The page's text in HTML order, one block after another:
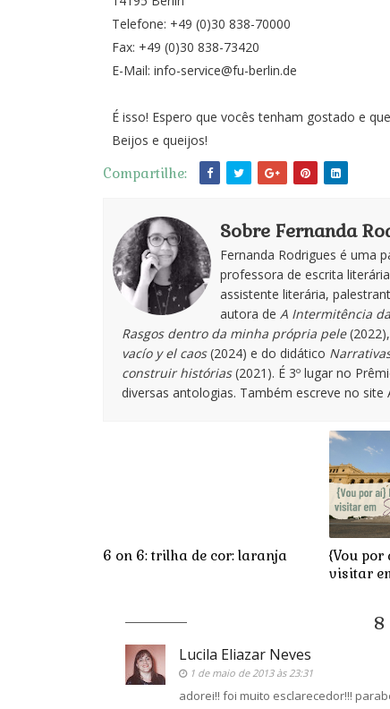
Telefone: +49 (0)30 838-70000
Fax: +49 (0)30 838-73420
E-Mail: info-service@fu-berlin.de
É isso! Espero que vocês tenham gostado e
Beijos e queijos!
Compartilhe:
Sobre Fernanda
Fernanda Rodrigues é uma
professora de escrita
assistente literária,
autora de A Intermitência
Rasgos dentro da minha própria pele
vacío y el caos(2024) e do didático
construir histórias(2021). É 3º lugar no
diversas antologias. Também escreve no
6 on 6: trilha de cor: laranja
{Vou
visitar
8
Lucila Eliazar Neves
1 de maio de 2013 às 23:31
adorei!! foi muito esclarecedor!!!